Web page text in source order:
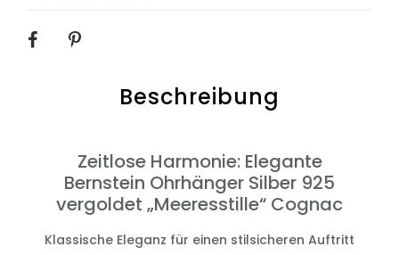
SHARE
Beschreibung
Zeitlose Harmonie: Elegante
Bernstein Ohrhänger Silber 925
vergoldet „Meeresstille“ Cognac
Klassische Eleganz für einen stilsicheren Auftritt